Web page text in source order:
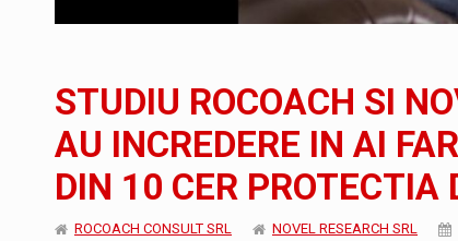
STIRI RANGE ROVER DEZVALUIE AL
STIRI JAECOO 5 SHS-H a ajuns in Romania
ARTICOLE Proteinmaxxing and the Future of
STUDIU ROCOACH SI
AU INCREDERE IN AI
DIN 10 CER PROTECTIA
ROCOACH CONSULT SRL NOVEL RESEARCH SRL